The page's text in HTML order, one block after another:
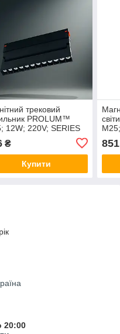
трековий
PROLUM™
12W; 220V; SERIES
₴
Купити
851
20:00